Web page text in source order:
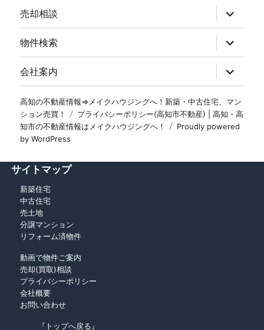
売却相談
物件検索
会社案内
高知の不動産情報⇒メイクハウジングへ！新築・中古住宅、マン
ション売買！
プライバシーポリシー(高知市不動産) | 高知・高
知市の不動産情報はメイクハウジングへ！
Proudly powered
by WordPress
サイトマップ
新築住宅
中古住宅
売土地
分譲マンション
リフォーム済物件
動画で物件ご案内
売却(買取)相談
プライバシーポリシー
会社概要
お問い合わせ
『トップへ戻る』